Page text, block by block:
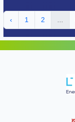
‹ 1 2 ...